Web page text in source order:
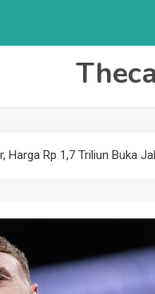
Harga Rp 1,7 Triliun Buka